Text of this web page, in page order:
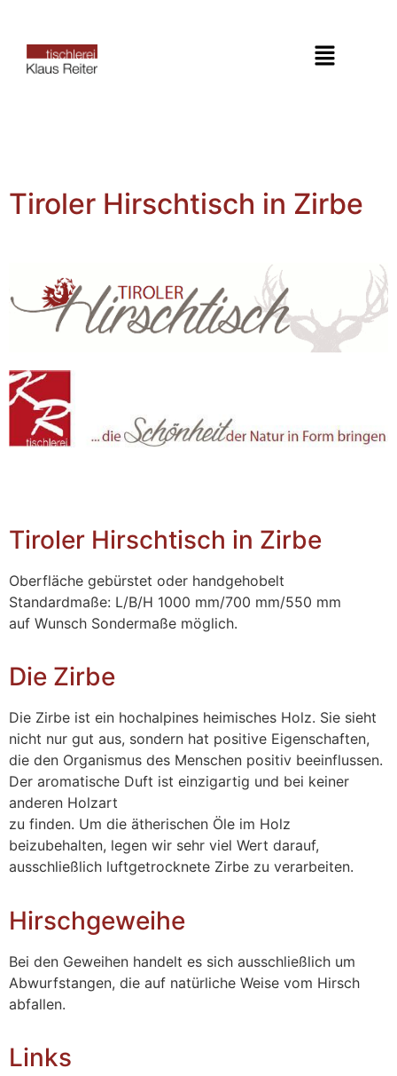
Tiroler Hirschtisch in Zirbe
Tiroler Hirschtisch in Zirbe
Oberfläche gebürstet oder handgehobelt
Standardmaße: L/B/H 1000 mm/700 mm/550 mm
auf Wunsch Sondermaße möglich.
Die Zirbe
Die Zirbe ist ein hochalpines heimisches Holz. Sie sieht
nicht nur gut aus, sondern hat positive Eigenschaften,
die den Organismus des Menschen positiv beeinflussen.
Der aromatische Duft ist einzigartig und bei keiner
anderen Holzart
zu finden. Um die ätherischen Öle im Holz
beizubehalten, legen wir sehr viel Wert darauf,
ausschließlich luftgetrocknete Zirbe zu verarbeiten.
Hirschgeweihe
Bei den Geweihen handelt es sich ausschließlich um
Abwurfstangen, die auf natürliche Weise vom Hirsch
abfallen.
Links